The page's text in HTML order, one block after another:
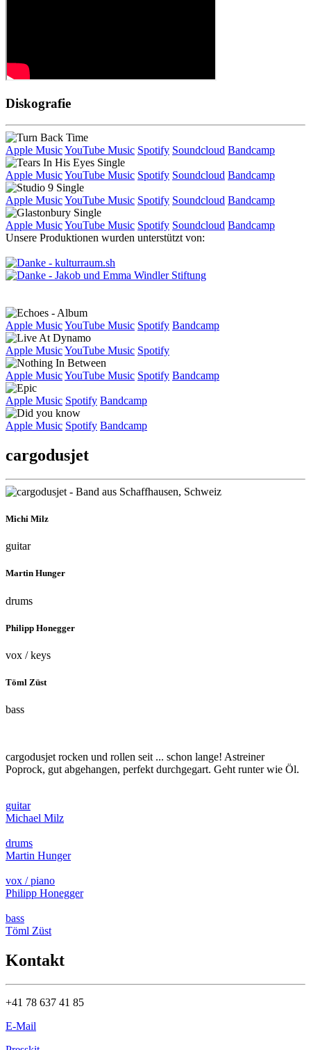
Diskografie
Apple MusicYouTube Music Spotify Soundcloud Bandcamp
Apple MusicYouTube Music Spotify Soundcloud Bandcamp
Apple MusicYouTube Music Spotify Soundcloud Bandcamp
Apple MusicYouTube Music Spotify Soundcloud Bandcamp
Unsere Produktionen wurden unterstützt von:
Apple MusicYouTube Music Spotify Bandcamp
Apple MusicYouTube Music Spotify
Apple MusicYouTube Music Spotify Bandcamp
Apple Music Spotify Bandcamp
Apple Music Spotify Bandcamp
cargodusjet
Michi Milz
guitar
Martin Hunger
drums
Philipp Honegger
vox / keys
Töml Züst
bass
cargodusjet rocken und rollen seit ... schon lange! Astreiner
Poprock, gut abgehangen, perfekt durchgegart. Geht runter wie Öl.
guitar
Michael Milz
drums
Martin Hunger
vox / piano
Philipp Honegger
bass
Töml Züst
Kontakt
+41 78 637 41 85
E-Mail